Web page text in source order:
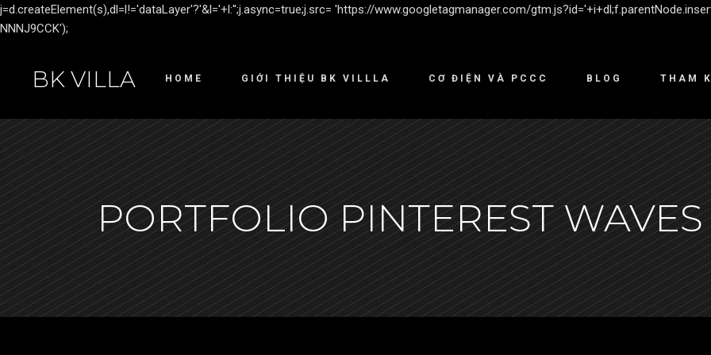
j=d.createElement(s),dl=l!='dataLayer'?'&l='+l:'';j.async=true;j.src= 'https://www.googletagmanager.com/
NNNJ9CCK');
BK VILLA HOME GIỚI THIỆU BK VILLLA CƠ ĐIỆN VÀ PCCC BLOG THAM
PORTFOLIO PINTEREST WAVES